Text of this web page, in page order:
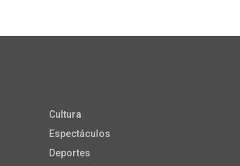
Cultura
Espectáculos
Deportes